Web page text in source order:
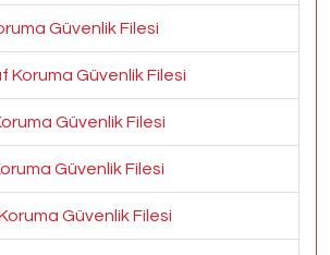
Güvenlik Filesi
Koruma Güvenlik Filesi
Güvenlik Filesi
Güvenlik Filesi
Güvenlik Filesi